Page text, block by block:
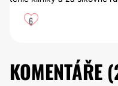
6
KOMENTÁŘE (